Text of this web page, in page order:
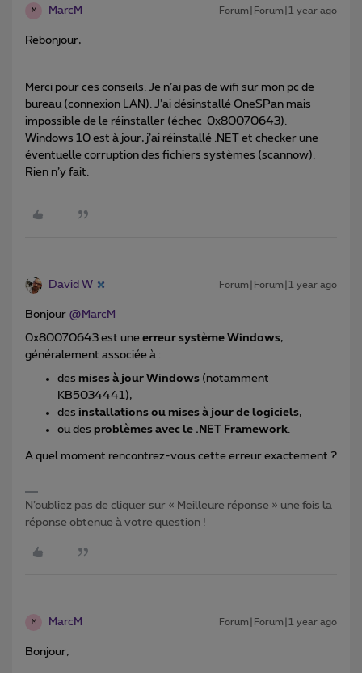
M MarcM Forum|Forum|1 year ago
Rebonjour,
Merci pour ces conseils. Je n’ai pas de wifi sur mon pc de
bureau (connexion LAN). J’ai désinstallé OneSPan mais
impossible de le réinstaller (échec 0x80070643).
Windows 10 est à jour, j’ai réinstallé .NET et checker une
éventuelle corruption des fichiers systèmes (scannow).
Rien n’y fait.
David W Forum|Forum|1 year ago
Bonjour ​ @MarcM
0x80070643 est une erreur système Windows,
généralement associée à :
des mises à jour Windows (notamment
KB5034441),
des installations ou mises à jour de logiciels,
ou des problèmes avec le .NET Framework.
A quel moment rencontrez-vous cette erreur exactement ?
N’oubliez pas de cliquer sur « Meilleure réponse » une fois la
réponse obtenue à votre question !
M MarcM Forum|Forum|1 year ago
Bonjour,